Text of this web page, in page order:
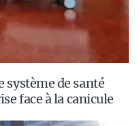
système de santé
face à la canicule